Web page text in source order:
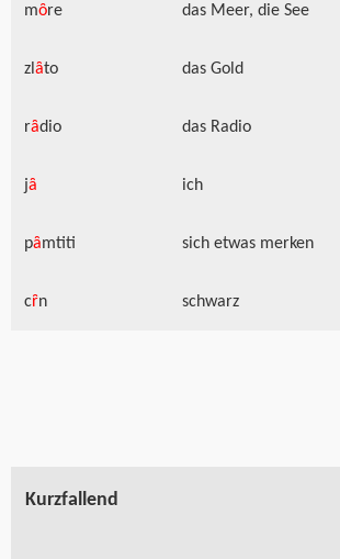
mȏre das Meer, die See
zlȃto das Gold
rȃdio das Radio
jȃ ich
pȃmtiti sich etwas merken
cȓn schwarz
Kurzfallend